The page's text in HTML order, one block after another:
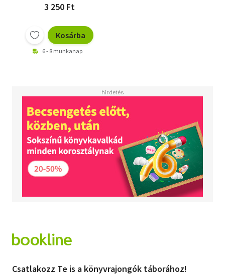
3 250 Ft
Kosárba
6 - 8 munkanap
Csatlakozz Te is a könyvrajongók táborához!